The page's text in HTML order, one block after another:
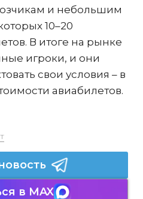
и небольшим
10–20
В итоге на рынке
игроки, и они
свои условия – в
авиабилетов.
в MAX